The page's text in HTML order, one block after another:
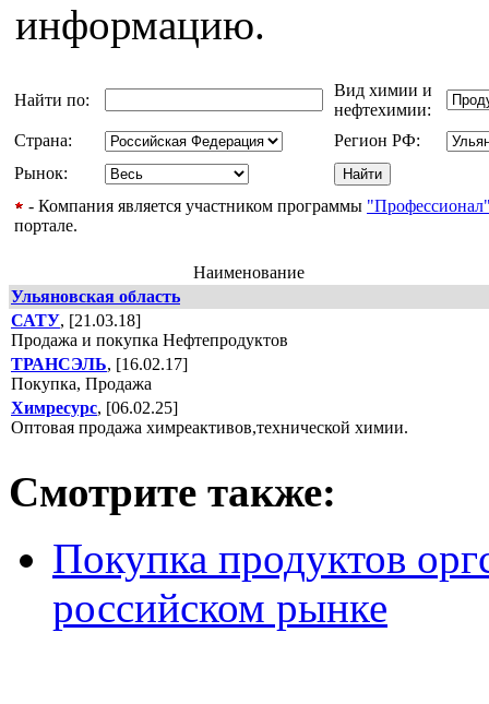
информацию.
Найти по:
Вид химии и
нефтехимии:
Страна:
Регион РФ:
Рынок:
- Компания является участником программы
портале.
Наименование
Ульяновская область
САТУ, [21.03.18]
Продажа и покупка Нефтепродуктов
ТРАНСЭЛЬ, [16.02.17]
Покупка, Продажа
Химресурс, [06.02.25]
Оптовая продажа химреактивов,технической химии.
Смотрите также:
Покупка продуктов
российском рынке